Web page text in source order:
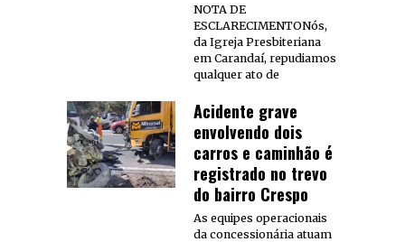
NOTA DE
ESCLARECIMENTONós,
da Igreja Presbiteriana
em Carandaí, repudiamos
qualquer ato de
Acidente grave
envolvendo dois
carros e caminhão é
registrado no trevo
do bairro Crespo
As equipes operacionais
da concessionária atuam